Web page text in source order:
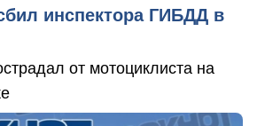
инспектора ГИБДД в
от мотоциклиста на